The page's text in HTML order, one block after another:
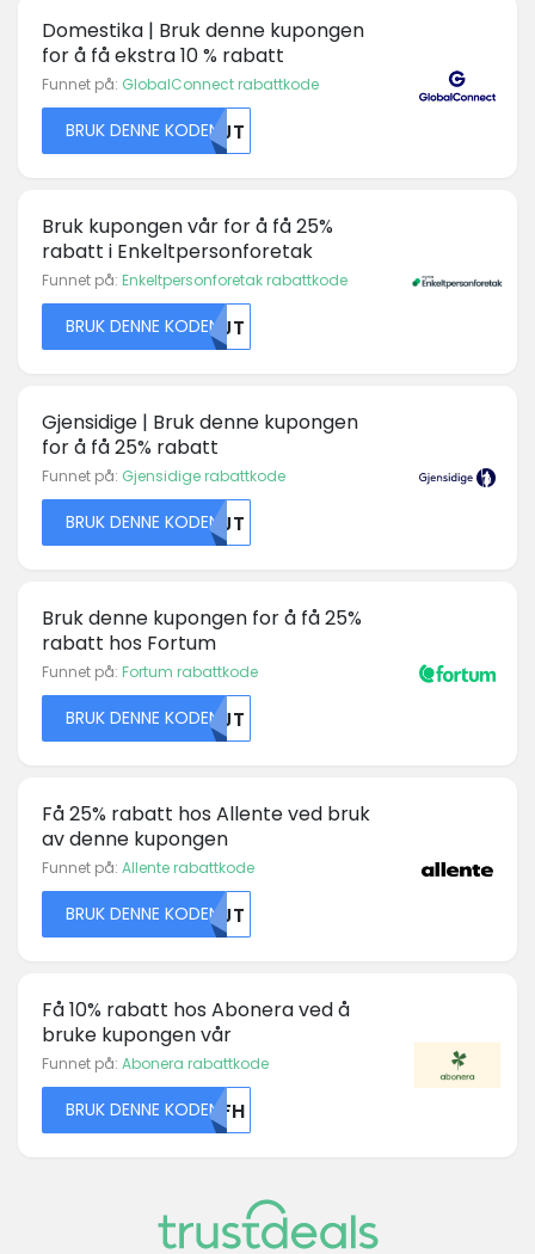
Domestika | Bruk denne kupongen
for å få ekstra 10 % rabatt
Funnet på: GlobalConnect rabattkode
BRUK DENNE KODENNTJT
Bruk kupongen vår for å få 25%
rabatt i Enkeltpersonforetak
Funnet på: Enkeltpersonforetak rabattkode
BRUK DENNE KODENNTJT
Gjensidige | Bruk denne kupongen
for å få 25% rabatt
Funnet på: Gjensidige rabattkode
BRUK DENNE KODENNTJT
Bruk denne kupongen for å få 25%
rabatt hos Fortum
Funnet på: Fortum rabattkode
BRUK DENNE KODENNTJT
Få 25% rabatt hos Allente ved bruk
av denne kupongen
Funnet på: Allente rabattkode
BRUK DENNE KODENNTJT
Få 10% rabatt hos Abonera ved å
bruke kupongen vår
Funnet på: Abonera rabattkode
BRUK DENNE KODENMDFH